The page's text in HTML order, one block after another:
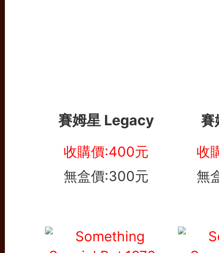
賽姆星 Legacy
賽
收購價:400元
無盒價:300元
收
無